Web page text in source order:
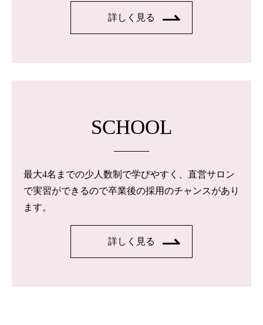
詳しく見る
SCHOOL
最大4名までの少人数制で学びやすく、直営サロン
で実習ができるので卒業後の採用のチャンスがあり
ます。
詳しく見る